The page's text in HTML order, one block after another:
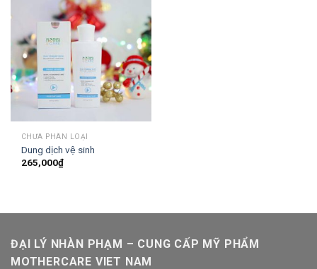
CHƯA PHÂN LOẠI
Dung dịch vệ sinh
265,000₫
ĐẠI LÝ NHÀN PHẠM – CUNG CẤP MỸ PHẨM
MOTHERCARE VIET NAM